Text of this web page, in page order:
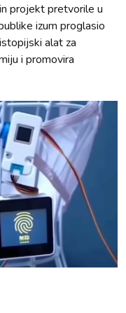
projekt pretvorile u
izum proglasio
alat za
i promovira